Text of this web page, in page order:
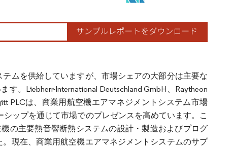
ムを供給していますが、市場シェアの大部分は主要な
。Liebherr-International Deutschland GmbH、Raytheon
PLCは、商業用航空機エアマネジメントシステム市場
ップを通じて市場でのプレゼンスを高めています。こ
の主要熱音響断熱システムの設計・製造およびプログ
現在、商業用航空機エアマネジメントシステムのサプ